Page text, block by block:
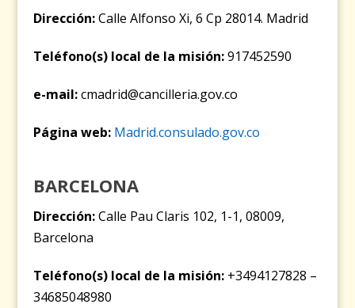
Dirección:Calle Alfonso Xi, 6 Cp 28014. Madrid
Teléfono(s) local de la misión:917452590
e-mail:cmadrid@cancilleria.gov.co
Página web: Madrid.consulado.gov.co
BARCELONA
Dirección:Calle Pau Claris 102, 1-1, 08009,
Barcelona
Teléfono(s) local de la misión: +3494127828 –
34685048980